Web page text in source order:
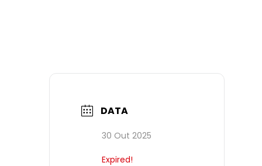
DATA
30 Out 2025
Expired!